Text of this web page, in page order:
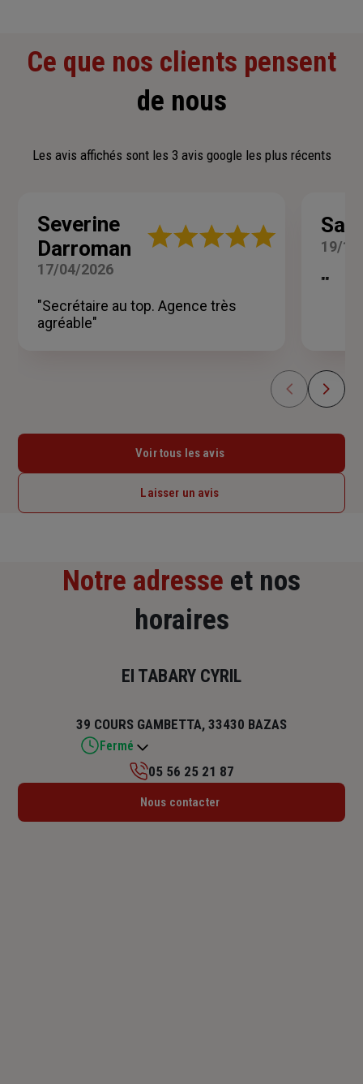
Ce que nos clients pensent
de nous
Les avis affichés sont les 3 avis google les plus récents
Severine
Darroman
Note
étoiles
17/04/2026
"Secrétaire au top. Agence très
agréable"
19/
""
Voir tous les avis
Laisser un avis
Notre adresse et nos
horaires
EI TABARY CYRIL
39 COURS GAMBETTA, 33430 BAZAS
Fermé
Lundi : Fermé
05 56 25 21 87
Nous contacter